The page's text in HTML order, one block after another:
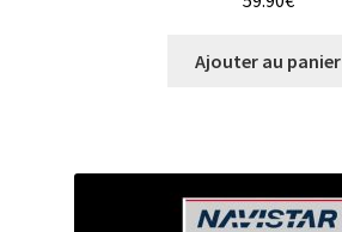
Ajouter au panier